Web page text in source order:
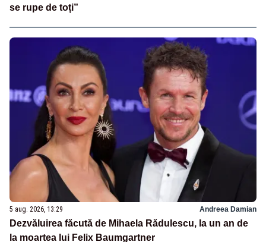
se rupe de toți”
5 aug. 2026, 13:29 Andreea Damian
Dezvăluirea făcută de Mihaela Rădulescu, la un an de
la moartea lui Felix Baumgartner